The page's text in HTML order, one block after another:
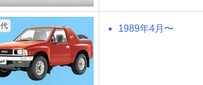
1989年4月〜